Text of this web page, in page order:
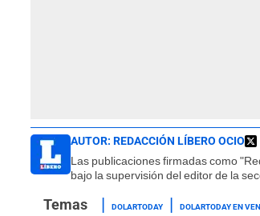
AUTOR: REDACCIÓN LÍBERO OCIO
Las publicaciones firmadas como
bajo la supervisión del editor de la
DOLARTODAY DOLARTODAY EN